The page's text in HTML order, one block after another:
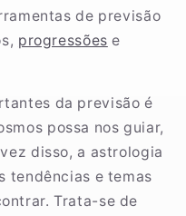
de previsão
progressões e
da previsão é
possa nos guiar,
disso, a astrologia
tendências e temas
Trata-se de